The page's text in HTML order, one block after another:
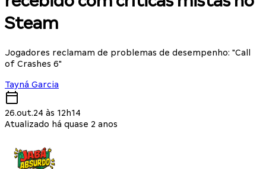
Steam
Jogadores reclamam de problemas de desempenho: "Call
of Crashes 6"
Tayná Garcia
26.out.24 às 12h14
Atualizado há quase 2 anos